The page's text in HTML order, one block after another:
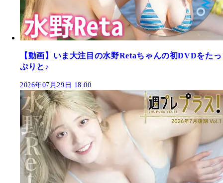
【動画】いま大注目の水野Retaちゃんの初DVDをたっ
ぷりと♪
2026年07月29日 18:00